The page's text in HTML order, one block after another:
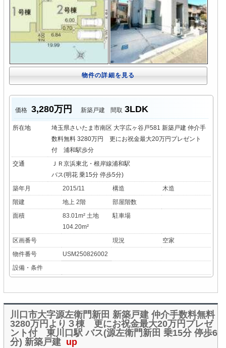
物件の詳細を見る
価格 3,280万円 新築戸建 間取 3LDK
所在地
埼玉県さいたま市南区 大字広ヶ谷戸581 新築戸建 仲介手
数料無料 3280万円 更にお祝金最大20万円プレゼント
付 浦和駅歩分
交通
ＪＲ京浜東北・根岸線浦和駅
バス(明花 乗15分 停歩5分)
築年月
2015/11 構造
木造
階建
地上 2階
部屋階数
面積
83.01m² 土地
104.20m²
駐車場
区画番号 現況
空家
物件番号
USM250826002
設備・条件
川口市大字源左衛門新田 新築戸建 仲介手数料無料
3280万円より３棟 更にお祝金最大20万円プレゼ
ント付 東川口駅 バス(源左衛門新田 乗15分 停歩6
分) 新築戸建 up